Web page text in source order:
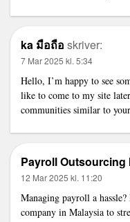
ka มือถือ skriver:
7 Mar 2025 kl. 5:34
Hello, I’m happy to see
like to come to my site
communities similar to
Payroll Outsourcing
12 Mar 2025 kl. 11:20
Managing payroll a
company in Malaysia to